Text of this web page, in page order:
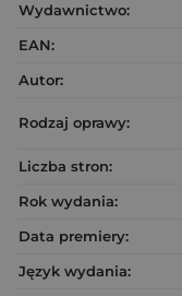
Wydawnictwo:
EAN:
Autor:
Rodzaj oprawy:
Liczba stron:
Rok wydania:
Data premiery:
Język wydania: